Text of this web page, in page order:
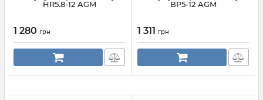
HR5.8-12 AGM
1 280 грн
BP5-12 AGM
1 311 грн